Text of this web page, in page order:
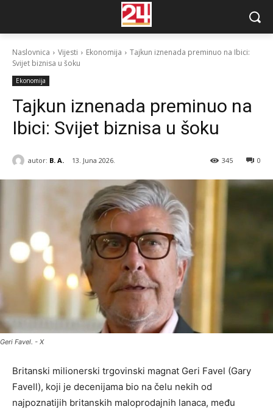
Naslovnica Vijesti Ekonomija
Tajkun iznenada preminuo na Ibici:
Svijet biznisa u šoku
Ekonomija
Tajkun iznenada preminuo na
Ibici: Svijet biznisa u šoku
autor: B. A. 13. Juna 2026. 0
345
Geri Favel. - X
Britanski milionerski trgovinski magnat Geri Favel (Gary
Favell), koji je decenijama bio na čelu nekih od
najpoznatijih britanskih maloprodajnih lanaca, među